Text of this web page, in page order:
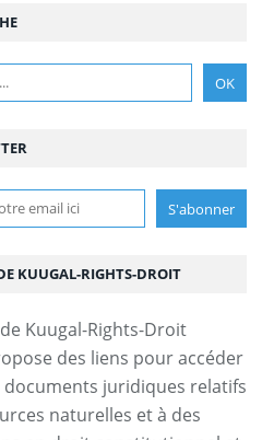
KUUGAL-RIGHTS-DROIT
des liens pour accéder
documents juridiques relatifs
naturelles et à des